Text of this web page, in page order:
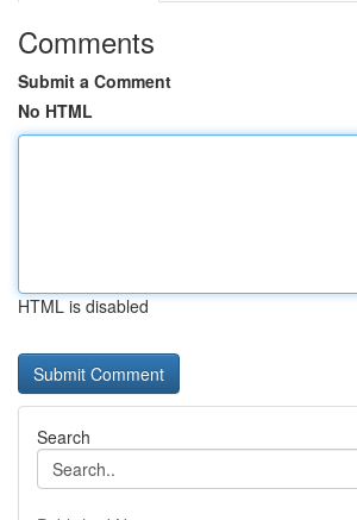
Comments
Submit a Comment
No HTML
HTML is disabled
Search